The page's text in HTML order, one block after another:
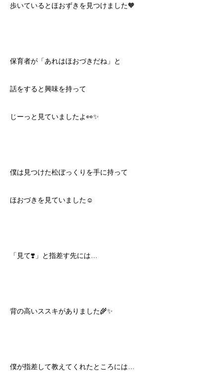
歩いているとほおずきを見つけました🧡
保育者が「あれはほおづきだね」と
話をすると興味を持って
じーっと見ていましたよ👀✨
僕は見つけた松ぼっくりを手に持って
ほおづきを見ていました☺️
「見て❣️」と指差す先には…
背の高いススキがありました🌾✨
僕が指差して教えてくれたところには…